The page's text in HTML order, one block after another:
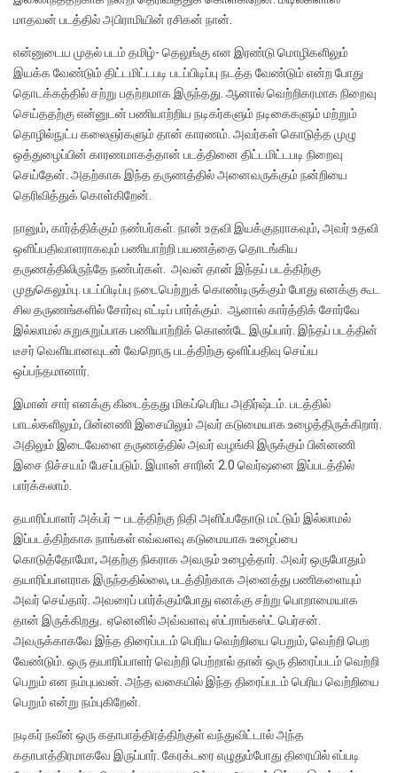
மாதவன் படத்தில் அபிராமியின் ரசிகன் நான்.
என்னுடைய முதல் படம் தமிழ்- தெலுங்கு என இரண்டு மொழிகளிலும்
இயக்க வேண்டும் திட்டமிட்டபடி படப்பிடிப்பு நடத்த வேண்டும் என்ற போது
தொடக்கத்தில் சற்று பதற்றமாக இருந்தது. ஆனால் வெற்றிகரமாக நிறைவு
செய்ததற்கு என்னுடன் பணியாற்றிய நடிகர்களும் நடிகைகளும் மற்றும்
தொழில்நுட்ப கலைஞர்களும் தான் காரணம். அவர்கள் கொடுத்த முழு
ஒத்துழைப்பின் காரணமாகத்தான் படத்தினை திட்டமிட்டபடி நிறைவு
செய்தேன். அதற்காக இந்த தருணத்தில் அனைவருக்கும் நன்றியை
தெரிவித்துக் கொள்கிறேன்.
நானும், கார்த்திக்கும் நண்பர்கள். நான் உதவி இயக்குநராகவும், அவர் உதவி
ஒளிப்பதிவாளராகவும் பணியாற்றி பயணத்தை தொடங்கிய
தருணத்திலிருந்தே நண்பர்கள். அவன் தான் இந்தப் படத்திற்கு
முதுகெலும்பு. படப்பிடிப்பு நடைபெற்றுக் கொண்டிருக்கும் போது எனக்கு கூட
சில தருணங்களில் சோர்வு எட்டிப் பார்க்கும். ஆனால் கார்த்திக் சோர்வே
இல்லாமல் சுறுசுறுப்பாக பணியாற்றிக் கொண்டே இருப்பார். இந்தப் படத்தின்
டீசர் வெளியானவுடன் வேறொரு படத்திற்கு ஒளிப்பதிவு செய்ய
ஒப்பந்தமானார்.
இமான் சார் எனக்கு கிடைத்தது மிகப்பெரிய அதிர்ஷ்டம். படத்தில்
பாடல்களிலும், பின்னணி இசையிலும் அவர் கடுமையாக உழைத்திருக்கிறார்.
அதிலும் இடைவேளை தருணத்தில் அவர் வழங்கி இருக்கும் பின்னணி
இசை நிச்சயம் பேசப்படும். இமான் சாரின் 2.0 வெர்ஷ‌னை இப்படத்தில்
பார்க்கலாம்.‌
தயாரிப்பாளர் அக்பர் – படத்திற்கு நிதி அளிப்பதோடு மட்டும் இல்லாமல்
இப்படத்திற்காக நாங்கள் எவ்வளவு கடுமையாக உழைப்பை
கொடுத்தோமோ, அதற்கு நிகராக அவரும் உழைத்தார். அவர் ஒருபோதும்
தயாரிப்பாளராக இருந்ததில்லை, படத்திற்காக அனைத்து பணிகளையும்
அவர் செய்தார். அவரைப் பார்க்கும்போது எனக்கு சற்று பொறாமையாக
தான் இருக்கிறது. ஏனெனில் அவ்வளவு ஸ்ட்ராங்கஸ்ட் பெர்சன்.‌
அவருக்காகவே இந்த திரைப்படம் பெரிய வெற்றியை பெறும், வெற்றி பெற
வேண்டும். ஒரு தயாரிப்பாளர் வெற்றி பெற்றால் தான் ஒரு திரைப்படம் வெற்றி
பெறும் என நம்புபவன். அந்த வகையில் இந்த திரைப்படம் பெரிய வெற்றியை
பெறும் என்று நம்புகிறேன்.‌
நடிகர் நவீன் ஒரு கதாபாத்திரத்திற்குள் வந்துவிட்டால் அந்த
கதாபாத்திரமாகவே இருப்பார். கேரக்டரை எழுதும்போது திரையில் எப்படி